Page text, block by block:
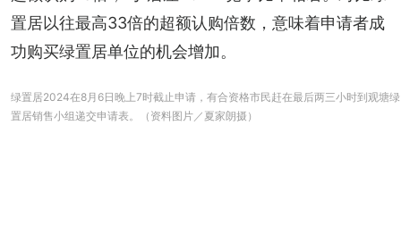
置居以往最高33倍的超额认购倍数，意味着申请者成
功购买绿置居单位的机会增加。
绿置居2024在8月6日晚上7时截止申请，有合资格市民赶在最后两三小时到观塘绿
置居销售小组递交申请表。（资料图片／夏家朗摄）